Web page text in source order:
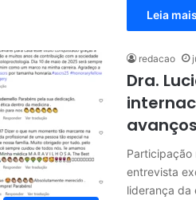
Leia
redacao
Dra.
Participação
entrevista
liderança da